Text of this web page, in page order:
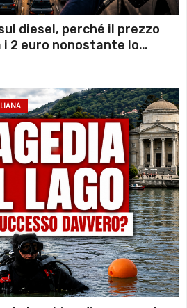
diesel, perché il prezzo
2 euro nonostante lo